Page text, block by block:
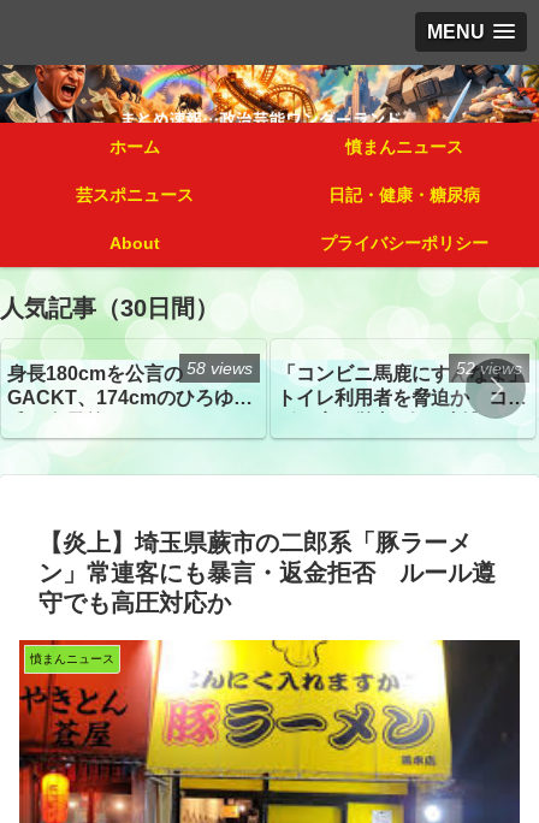
MENU
ホーム 憤まんニュース
芸スポニュース 日記・健康・糖尿病
About プライバシーポリシー
人気記事（30日間）
身長180cmを公言の
GACKT、174cmのひろゆき
トざわつき イベントでの写
真が話題
58 views
「コンビニ馬鹿にすんなよ」
トイレ利用者を脅迫か コン
52 views
【炎上】埼玉県蕨市の二郎系「豚ラーメ
ン」常連客にも暴言・返金拒否 ルール遵
守でも高圧対応か
憤まんニュース